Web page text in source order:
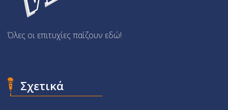
Όλες οι επιτυχίες παίζουν εδώ!
Σχετικά